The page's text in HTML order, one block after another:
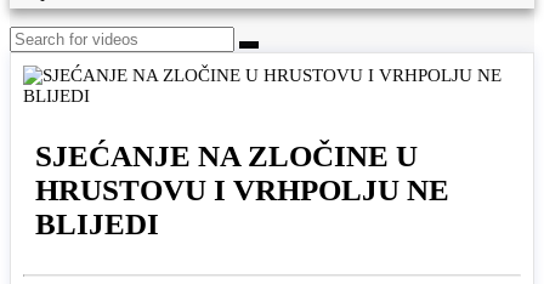
SJEĆANJE NA ZLOČINE U
HRUSTOVU I VRHPOLJU NE
BLIJEDI